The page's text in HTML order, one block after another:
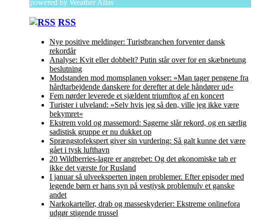
powered by Weather Atlas
RSS
Nye positive meldinger: Turistbranchen forventer dansk
rekordår
Analyse: Kvit eller dobbelt? Putin står over for en skæbnetung
beslutning
Modstanden mod momsplanen vokser: »Man tager pengene fra
hårdtarbejdende danskere for derefter at dele håndører ud«
Fem nørder leverede et sjældent triumftog af en koncert
Turister i ulveland: »Selv hvis jeg så den, ville jeg ikke være
bekymret«
Ekstrem vold og massemord: Sagerne slår rekord, og en særlig
sadistisk gruppe er nu dukket op
Sprængstofekspert giver sin vurdering: Så galt kunne det være
gået i tysk lufthavn
20 Wildberries-lagre er angrebet: Og det økonomiske tab er
ikke det værste for Rusland
I januar så ulveeksperten ingen problemer. Efter episoder med
legende børn er hans syn på vestjysk problemulv et ganske
andet
Narkokarteller, drab og masseskyderier: Ekstreme onlinefora
udgør stigende trussel